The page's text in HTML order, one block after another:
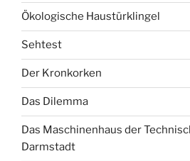
Ökologische Haustürklingel
Sehtest
Der Kronkorken
Das Dilemma
Das Maschinenhaus der
Darmstadt